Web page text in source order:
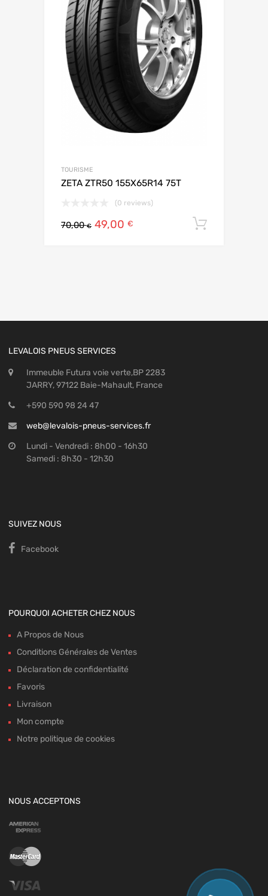
TOURISME
ZETA ZTR50 155X65R14 75T
(0 reviews)
70,00€ 49,00 €
LEVALOIS PNEUS SERVICES
Immeuble Futura voie verte,BP 2283
JARRY, 97122 Baie-Mahault, France
+590 590 98 24 47
web@levalois-pneus-services.fr
Lundi - Vendredi : 8h00 - 16h30
Samedi : 8h30 - 12h30
SUIVEZ NOUS
Facebook
POURQUOI ACHETER CHEZ NOUS
A Propos de Nous
Conditions Générales de Ventes
Déclaration de confidentialité
Favoris
Livraison
Mon compte
Notre politique de cookies
NOUS ACCEPTONS